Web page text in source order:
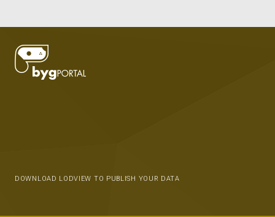
DOWNLOAD LODVIEW TO PUBLISH YOUR DATA